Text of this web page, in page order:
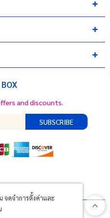
and discounts.
SUBSCRIBE
จดจำการตั้งค่าและ